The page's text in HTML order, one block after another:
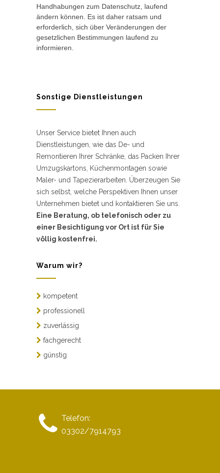
Handhabungen zum Datenschutz, laufend
ändern können. Es ist daher ratsam und
erforderlich, sich über Veränderungen der
gesetzlichen Bestimmungen laufend zu
informieren.
Sonstige Dienstleistungen
Unser Service bietet Ihnen auch
Dienstleistungen, wie das De- und
Remontieren Ihrer Schränke, das Packen Ihrer
Umzugskartons, Küchenmontagen sowie
Maler- und Tapezierarbeiten. Überzeugen Sie
sich selbst, welche Perspektiven Ihnen unser
Unternehmen bietet und kontaktieren Sie uns.
Eine Beratung, ob telefonisch oder zu
einer Besichtigung vor Ort ist für Sie
völlig kostenfrei.
Warum wir?
kompetent
professionell
zuverlässig
fachgerecht
günstig
Telefon:
03302/7914793